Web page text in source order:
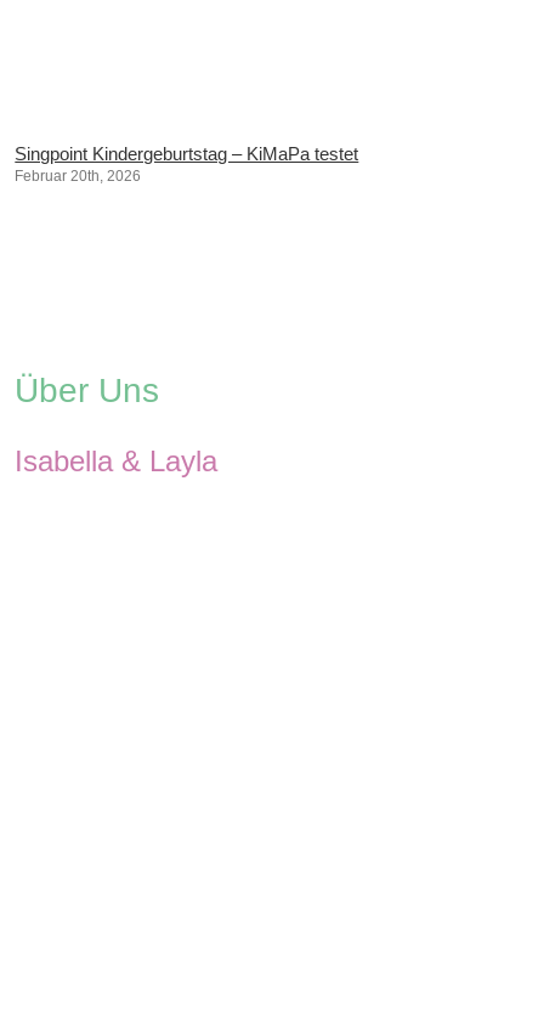
Singpoint Kindergeburtstag – KiMaPa testet
Februar 20th, 2026
Über Uns
Isabella & Layla